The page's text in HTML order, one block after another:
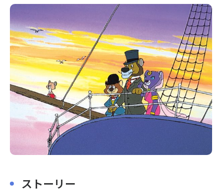
〒104-0061
東京都中央区銀座7丁目13番20号 銀座THビル5F
ストーリー